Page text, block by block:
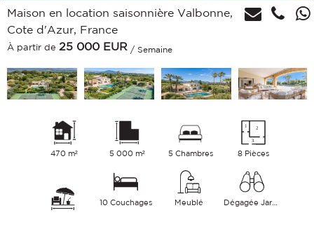
Maison en location saisonnière Valbonne,
Cote d'Azur, France
À partir de 25 000 EUR / Semaine
470 m² 5 000 m² 5 Chambres 8 Pièces
10 Couchages Meublé Dégagée Jardin Verdure